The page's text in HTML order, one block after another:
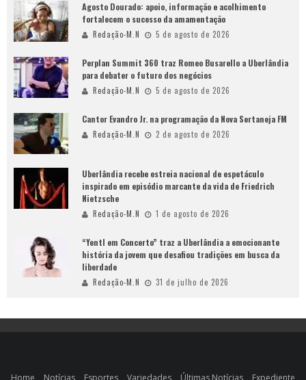
Agosto Dourado: apoio, informação e acolhimento
fortalecem o sucesso da amamentação
Redação-M.N 5 de agosto de 2026
Perplan Summit 360 traz Romeo Busarello a Uberlândia
para debater o futuro dos negócios
Redação-M.N 5 de agosto de 2026
Cantor Evandro Jr. na programação da Nova Sertaneja FM
Redação-M.N 2 de agosto de 2026
Uberlândia recebe estreia nacional de espetáculo
inspirado em episódio marcante da vida de Friedrich
Nietzsche
Redação-M.N 1 de agosto de 2026
“Yentl em Concerto” traz a Uberlândia a emocionante
história da jovem que desafiou tradições em busca da
liberdade
Redação-M.N 31 de julho de 2026